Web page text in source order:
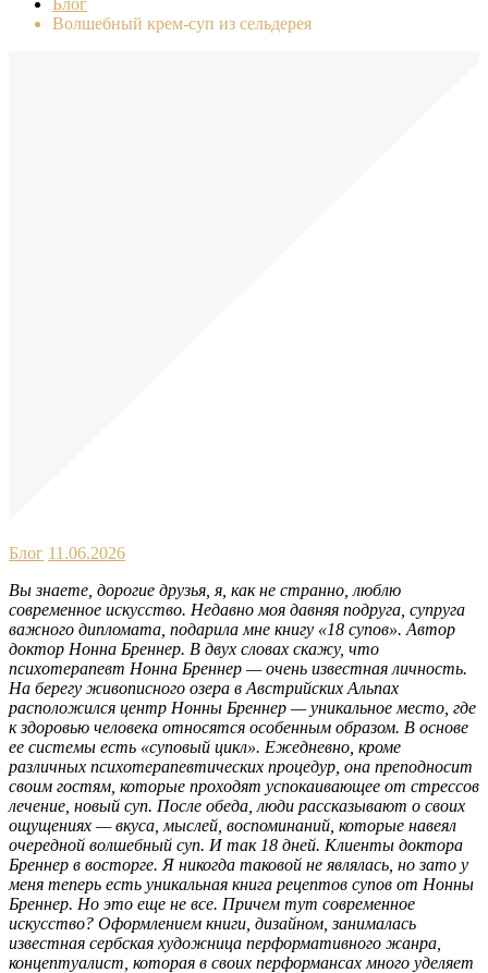
Волшебный крем-суп из сельдерея
Блог 11.06.2026
Вы знаете, дорогие друзья, я, как не странно, люблю
современное искусство. Недавно моя давняя подруга, супруга
важного дипломата, подарила мне книгу «18 супов». Автор
доктор Нонна Бреннер. В двух словах скажу, что
психотерапевт Нонна Бреннер — очень известная личность.
На берегу живописного озера в Австрийских Альпах
расположился центр Нонны Бреннер — уникальное место, где
к здоровью человека относятся особенным образом. В основе
ее системы есть «суповый цикл». Ежедневно, кроме
различных психотерапевтических процедур, она преподносит
своим гостям, которые проходят успокаивающее от стрессов
лечение, новый суп. После обеда, люди рассказывают о своих
ощущениях — вкуса, мыслей, воспоминаний, которые навеял
очередной волшебный суп. И так 18 дней. Клиенты доктора
Бреннер в восторге. Я никогда таковой не являлась, но зато у
меня теперь есть уникальная книга рецептов супов от Нонны
Бреннер. Но это еще не все. Причем тут современное
искусство? Оформлением книги, дизайном, занималась
известная сербская художница перформативного жанра,
концептуалист, которая в своих перформансах много уделяет